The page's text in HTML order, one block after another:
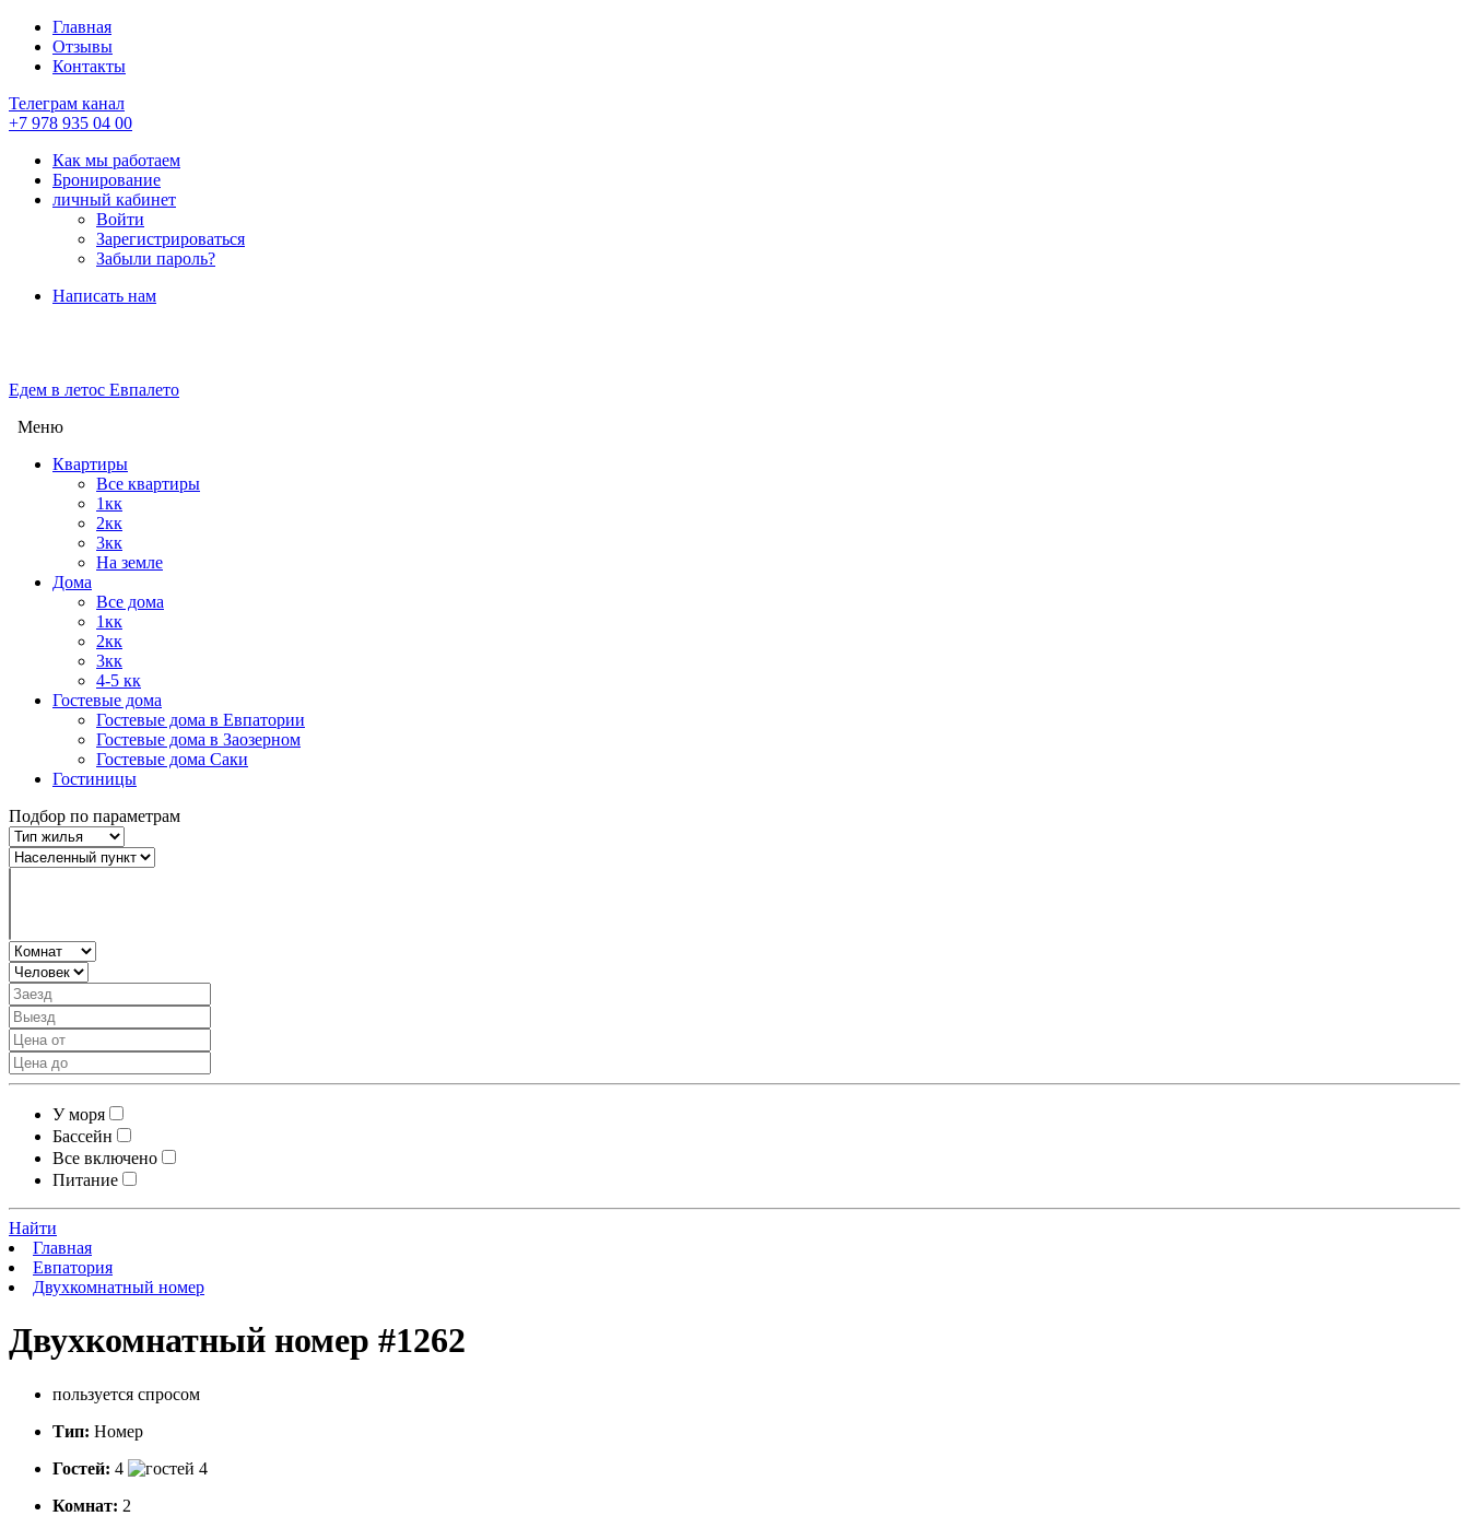
Главная
Отзывы
Контакты
Телеграм канал
+7 978 935 04 00
Как мы работаем
Бронирование
личный кабинет
Войти
Зарегистрироваться
Забыли пароль?
Написать нам
Едем в летос Евпалето
Меню
Квартиры
Все квартиры
1кк
2кк
3кк
На земле
Дома
Все дома
1кк
2кк
3кк
4-5 кк
Гостевые дома
Гостевые дома в Евпатории
Гостевые дома в Заозерном
Гостевые дома Саки
Гостиницы
Подбор по параметрам
У моря
Бассейн
Все включено
Питание
Найти
Главная
Евпатория
Двухкомнатный номер
Двухкомнатный номер #1262
пользуется спросом
Тип: Номер
Гостей: 4
Комнат: 2